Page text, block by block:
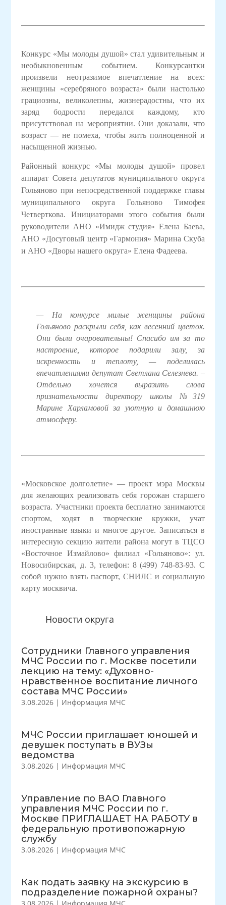
Новости округа
Сотрудники Главного управления
МЧС России по г. Москве посетили
лекцию на тему: «Духовно-
нравственное воспитание личного
состава МЧС России»
3.08.2026 | Информация МЧС
МЧС России приглашает юношей и
девушек поступать в ВУЗы
ведомства
3.08.2026 | Информация МЧС
Управление по ВАО Главного
управления МЧС России по г.
Москве ПРИГЛАШАЕТ НА РАБОТУ в
федеральную противопожарную
службу
3.08.2026 | Информация МЧС
Как подать заявку на экскурсию в
подразделение пожарной охраны?
3.08.2026 | Информация МЧС
Конкурс «Мы молоды душой» стал удивительным и
необыкновенным событием. Конкурсантки
произвели неотразимое впечатление на всех:
женщины «серебряного возраста» были настолько
грациозны, великолепны, жизнерадостны, что их
заряд бодрости передался каждому, кто
присутствовал на мероприятии. Они доказали, что
возраст — не помеха, чтобы жить полноценной и
насыщенной жизнью.
Районный конкурс «Мы молоды душой» провел
аппарат Совета депутатов муниципального округа
Гольяново при непосредственной поддержке главы
муниципального округа Гольяново Тимофея
Четверткова. Инициаторами этого события были
руководители АНО «Имидж студия» Елена Баева,
АНО «Досуговый центр «Гармония» Марина Скуба
и АНО «Дворы нашего округа» Елена Фадеева.
— На конкурсе милые женщины района
Гольяново раскрыли себя,как весенний цветок.
Они были очаровательны! Спасибо им за то
настроение, которое подарили залу, за
искренность и теплоту,
— поделилась
впечатлениями депутат Светлана Селезнева. –
Отдельно хочется выразить слова
признательности директору школы №319
Марине Харламовой за уютную и домашнюю
атмосферу.
«Московское долголетие» — проект мэра Москвы
для желающих реализовать себя горожан старшего
возраста. Участники проекта бесплатно занимаются
спортом, ходят в творческие кружки, учат
иностранные языки и многое другое. Записаться в
интересную секцию жители района могут в ТЦСО
«Восточное Измайлово» филиал «Гольяново»: ул.
Новосибирская, д. 3, телефон: 8 (499) 748-83-93. С
собой нужно взять паспорт, СНИЛС и социальную
карту москвича.